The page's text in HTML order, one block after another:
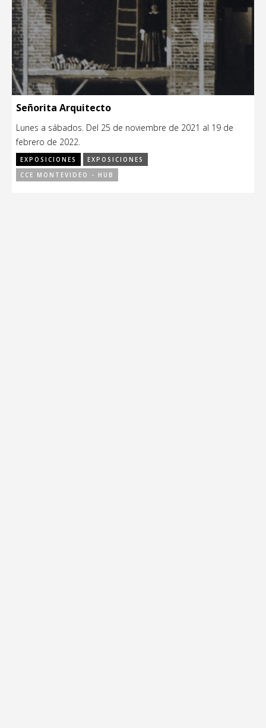
Señorita Arquitecto
Lunes a sábados. Del 25 de noviembre de 2021 al 19 de
febrero de 2022.
EXPOSICIONES
EXPOSICIONES
CCE MONTEVIDEO - HUB